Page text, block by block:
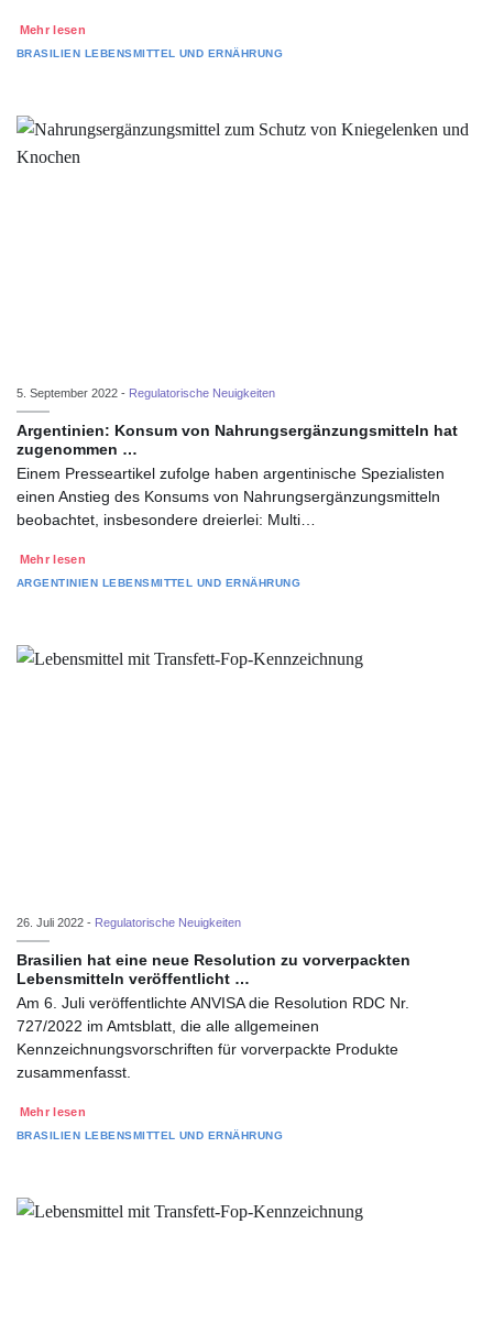
Mehr lesen
BRASILIEN LEBENSMITTEL UND ERNÄHRUNG
5. September 2022 - Regulatorische Neuigkeiten
Argentinien: Konsum von Nahrungsergänzungsmitteln hat
zugenommen …
Einem Presseartikel zufolge haben argentinische Spezialisten
einen Anstieg des Konsums von Nahrungsergänzungsmitteln
beobachtet, insbesondere dreierlei: Multi…
Mehr lesen
ARGENTINIEN LEBENSMITTEL UND ERNÄHRUNG
26. Juli 2022 - Regulatorische Neuigkeiten
Brasilien hat eine neue Resolution zu vorverpackten
Lebensmitteln veröffentlicht …
Am 6. Juli veröffentlichte ANVISA die Resolution RDC Nr.
727/2022 im Amtsblatt, die alle allgemeinen
Kennzeichnungsvorschriften für vorverpackte Produkte
zusammenfasst.
Mehr lesen
BRASILIEN LEBENSMITTEL UND ERNÄHRUNG